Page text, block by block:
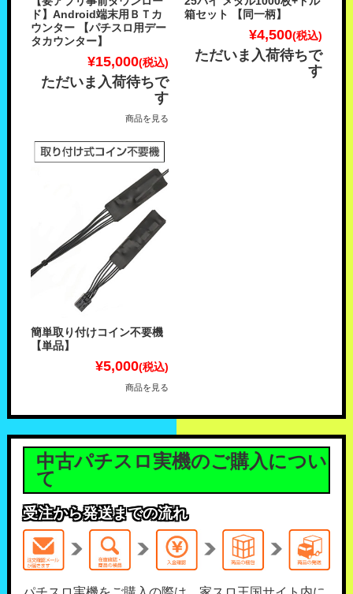
ド】Android端末用ＢＴカ
ウンター 【パチスロ用デー
タカウンター】
¥15,000(税込)
ただいま入荷待ちで
す
商品を見る
箱セット 【同一柄】
¥4,500(税込)
ただいま入荷待ちで
す
簡単取り付けコイン不要機
【単品】
¥5,000(税込)
商品を見る
中古パチスロ実機のご購入につい
て
受注から発送までの流れ